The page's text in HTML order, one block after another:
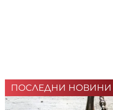
ПОСЛЕДНИ НОВИНИ